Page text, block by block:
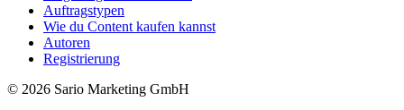
Auftragstypen
Wie du Content kaufen kannst
Autoren
Registrierung
© 2026 Sario Marketing GmbH